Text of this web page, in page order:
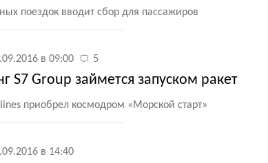
поездок вводит сбор для пассажиров
в 09:00 5
S7 Group займется запуском ракет
приобрел космодром «Морской старт»
в 14:40